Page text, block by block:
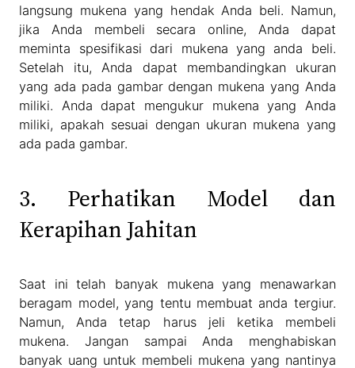
langsung mukena yang hendak Anda beli. Namun,
jika Anda membeli secara online, Anda dapat
meminta spesifikasi dari mukena yang anda beli.
Setelah itu, Anda dapat membandingkan ukuran
yang ada pada gambar dengan mukena yang Anda
miliki. Anda dapat mengukur mukena yang Anda
miliki, apakah sesuai dengan ukuran mukena yang
ada pada gambar.
3. Perhatikan Model dan
Kerapihan Jahitan
Saat ini telah banyak mukena yang menawarkan
beragam model, yang tentu membuat anda tergiur.
Namun, Anda tetap harus jeli ketika membeli
mukena. Jangan sampai Anda menghabiskan
banyak uang untuk membeli mukena yang nantinya